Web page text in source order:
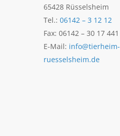
65428 Rüsselsheim
Tel.: 06142 – 3 12 12
Fax: 06142 – 30 17 441
E-Mail: info@tierheim-
ruesselsheim.de